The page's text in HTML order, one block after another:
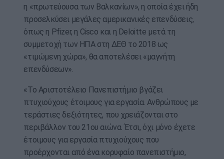
η «πρωτεύουσα των Βαλκανίων», η οποία έχει ήδη
προσελκύσει μεγάλες αμερικανικές επενδύσεις,
όπως η Pfizer, η Cisco και η Deloitte μετά τη
συμμετοχή των ΗΠΑ στη ΔΕΘ το 2018 ως
«τιμώμενη χώρα», θα αποτελέσει «μαγνήτη
επενδύσεων».
«Το Αριστοτέλειο Πανεπιστήμιο βγάζει
πτυχιούχους έτοιμους για εργασία. Ανθρώπους με
τεράστιες δεξιότητες, που χρειάζονται στο
περιβάλλον του 21ου αιώνα. Έτσι, όχι μόνο έχετε
έτοιμους για εργασία πτυχιούχους που
προέρχονται από ένα κορυφαίο πανεπιστήμιο,